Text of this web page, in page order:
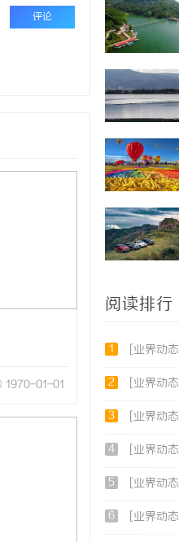
评论
1970-01-01
阅读排行
1 [业界动态]
2 [业界动态]
3 [业界动态]
4 [业界动态]
5 [业界动态]
6 [业界动态]